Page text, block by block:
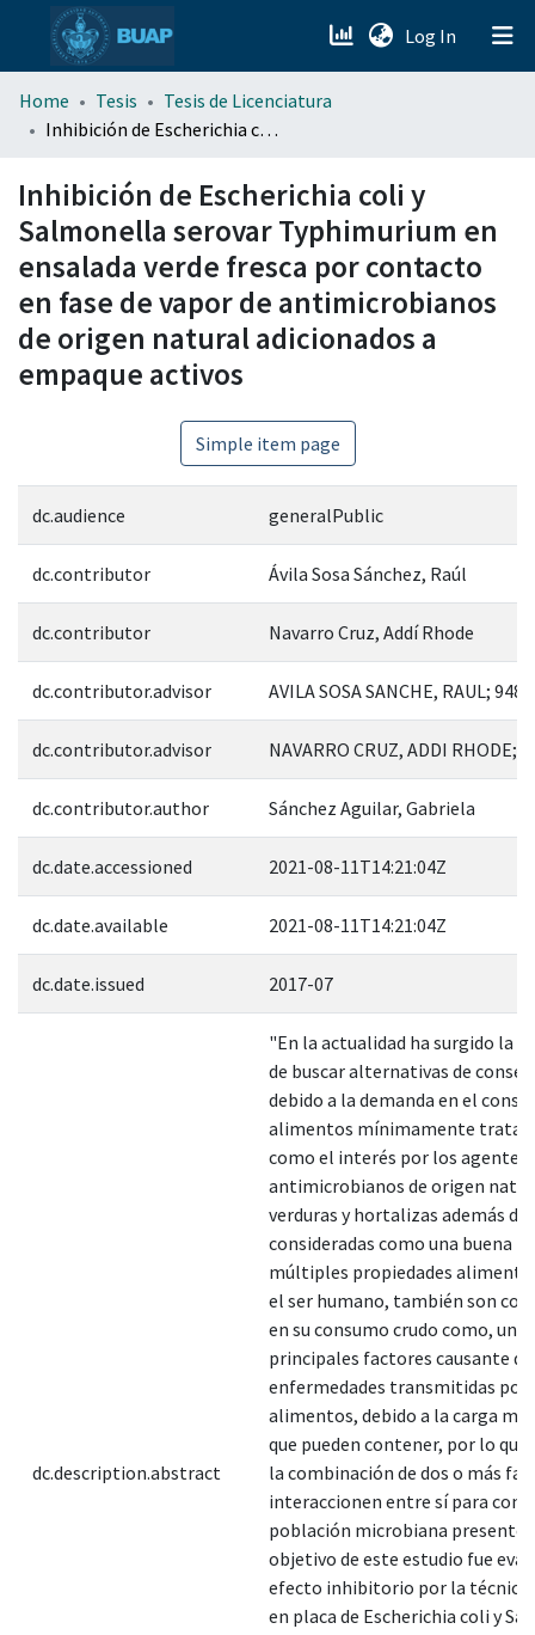
Log In (current)
menu.section.about_menu
Home Tesis
Tesis de Licenciatura
Inhibición de Escherichia coli y Salmonella serovar Typhimurium en ensalada verde fresca por contacto en fase de vapor de antimicrobianos de origen natural adicionados a empaque activos
Inhibición de Escherichia coli y
Salmonella serovar Typhimurium en
ensalada verde fresca por contacto
en fase de vapor de antimicrobianos
de origen natural adicionados a
empaque activos
Simple item page
dc.audience generalPublic
dc.contributor Ávila Sosa Sánchez, Raúl
dc.contributor Navarro Cruz, Addí Rhode
dc.contributor.advisor AVILA SOSA SANCHE, RAUL;
dc.contributor.advisor NAVARRO CRUZ, ADDI RHODE;
dc.contributor.author Sánchez Aguilar, Gabriela
dc.date.accessioned 2021-08-11T14:21:04Z
dc.date.available 2021-08-11T14:21:04Z
dc.date.issued 2017-07
dc.description.abstract
"En la actualidad ha surgido la
de buscar alternativas de
debido a la demanda en el
alimentos mínimamente
como el interés por los agentes
antimicrobianos de origen
verduras y hortalizas además de
consideradas como una buena
múltiples propiedades
el ser humano, también son
en su consumo crudo como, uno
principales factores causante
enfermedades transmitidas por
alimentos, debido a la carga
que pueden contener, por lo que
la combinación de dos o más
interaccionen entre sí para
población microbiana presente.
objetivo de este estudio fue
efecto inhibitorio por la técnica
en placa de Escherichia coli y